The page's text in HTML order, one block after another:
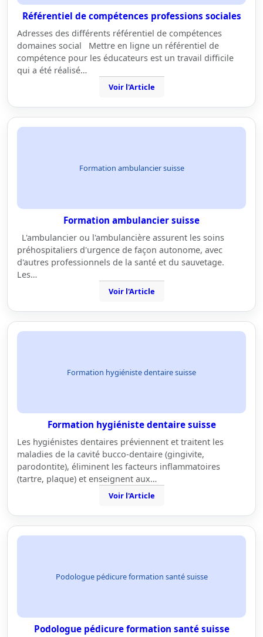
Référentiel de compétences professions sociales
Adresses des différents référentiel de compétences
domaines social Mettre en ligne un référentiel de
compétence pour les éducateurs est un travail difficile
qui a été réalisé…
Voir l'Article
Formation ambulancier suisse
Formation ambulancier suisse
L'ambulancier ou l'ambulancière assurent les soins
préhospitaliers d'urgence de façon autonome, avec
d'autres professionnels de la santé et du sauvetage.
Les…
Voir l'Article
Formation hygiéniste dentaire suisse
Formation hygiéniste dentaire suisse
Les hygiénistes dentaires préviennent et traitent les
maladies de la cavité bucco-dentaire (gingivite,
parodontite), éliminent les facteurs inflammatoires
(tartre, plaque) et enseignent aux…
Voir l'Article
Podologue pédicure formation santé suisse
Podologue pédicure formation santé suisse